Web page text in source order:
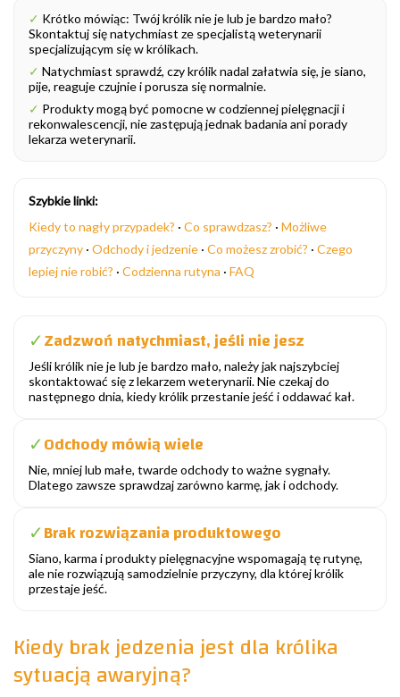
✓ Krótko mówiąc: Twój królik nie je lub je bardzo mało?
Skontaktuj się natychmiast ze specjalistą weterynarii
specjalizującym się w królikach.
✓ Natychmiast sprawdź, czy królik nadal załatwia się, je siano,
pije, reaguje czujnie i porusza się normalnie.
✓ Produkty mogą być pomocne w codziennej pielęgnacji i
rekonwalescencji, nie zastępują jednak badania ani porady
lekarza weterynarii.
Szybkie linki:
Kiedy to nagły przypadek? · Co sprawdzasz? · Możliwe
przyczyny · Odchody i jedzenie · Co możesz zrobić? · Czego
lepiej nie robić? · Codzienna rutyna · FAQ
✓Zadzwoń natychmiast, jeśli nie jesz
Jeśli królik nie je lub je bardzo mało, należy jak najszybciej
skontaktować się z lekarzem weterynarii. Nie czekaj do
następnego dnia, kiedy królik przestanie jeść i oddawać kał.
✓Odchody mówią wiele
Nie, mniej lub małe, twarde odchody to ważne sygnały.
Dlatego zawsze sprawdzaj zarówno karmę, jak i odchody.
✓Brak rozwiązania produktowego
Siano, karma i produkty pielęgnacyjne wspomagają tę rutynę,
ale nie rozwiązują samodzielnie przyczyny, dla której królik
przestaje jeść.
Kiedy brak jedzenia jest dla królika
sytuacją awaryjną?